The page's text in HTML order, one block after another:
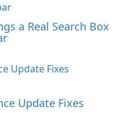
a Real Search Box
Update Fixes